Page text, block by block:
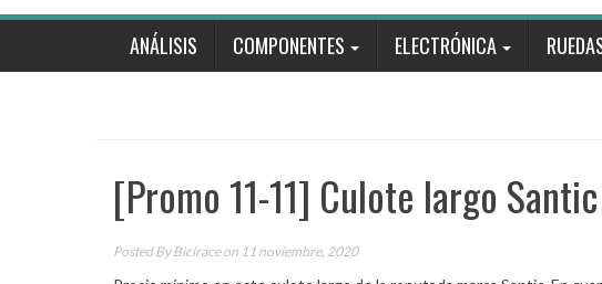
ANÁLISIS COMPONENTES ELECTRÓNICA
[Promo 11-11] Culote largo
Posted ByBiciraceon 11 noviembre, 2020